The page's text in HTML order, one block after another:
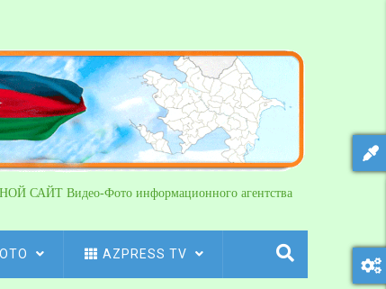
САЙТ Видео-Фото информационного агентства
AZPRESS TV